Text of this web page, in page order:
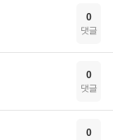
0
댓글
0
댓글
0